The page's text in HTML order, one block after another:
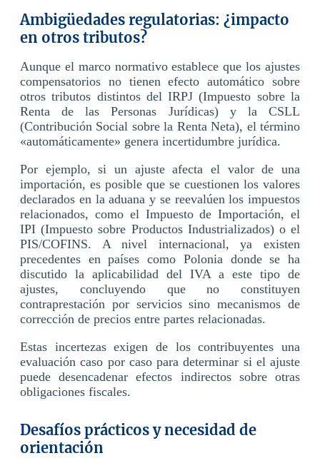
Ambigüedades regulatorias: ¿impacto
en otros tributos?
Aunque el marco normativo establece que los ajustes
compensatorios no tienen efecto automático sobre
otros tributos distintos del IRPJ (Impuesto sobre la
Renta de las Personas Jurídicas) y la CSLL
(Contribución Social sobre la Renta Neta), el término
«automáticamente» genera incertidumbre jurídica.
Por ejemplo, si un ajuste afecta el valor de una
importación, es posible que se cuestionen los valores
declarados en la aduana y se reevalúen los impuestos
relacionados, como el Impuesto de Importación, el
IPI (Impuesto sobre Productos Industrializados) o el
PIS/COFINS. A nivel internacional, ya existen
precedentes en países como Polonia donde se ha
discutido la aplicabilidad del IVA a este tipo de
ajustes, concluyendo que no constituyen
contraprestación por servicios sino mecanismos de
corrección de precios entre partes relacionadas.
Estas incertezas exigen de los contribuyentes una
evaluación caso por caso para determinar si el ajuste
puede desencadenar efectos indirectos sobre otras
obligaciones fiscales.
Desafíos prácticos y necesidad de
orientación